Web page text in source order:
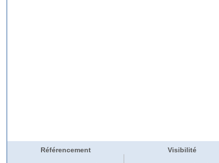
Référencement Visibilité